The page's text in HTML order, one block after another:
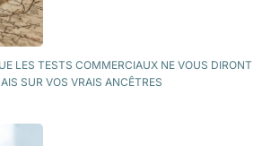
LES TESTS COMMERCIAUX NE VOUS DIRONT
SUR VOS VRAIS ANCÊTRES